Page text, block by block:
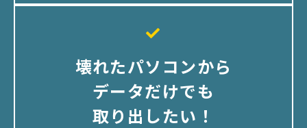
壊れたパソコンから
データだけでも
取り出したい！